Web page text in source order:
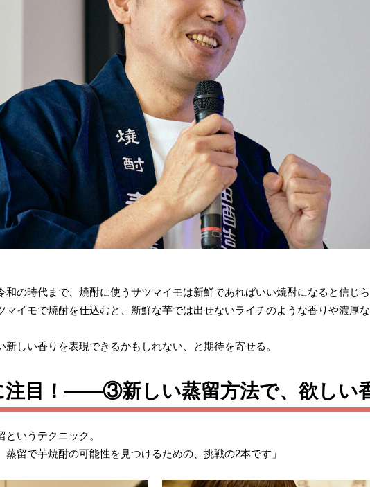
の時代まで、焼酎に使うサツマイモは新鮮であればいい焼酎になると信じ
イモで焼酎を仕込むと、新鮮な芋では出せないライチのような香りや濃厚
しい香りを表現できるかもしれない、と期待を寄せる。
注目！――③新しい蒸留方法で、欲しい
いうテクニック。
留で芋焼酎の可能性を見つけるための、挑戦の2本です」